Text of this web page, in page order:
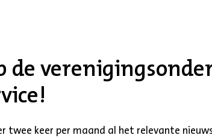
de
twee keer per maand al het relevante